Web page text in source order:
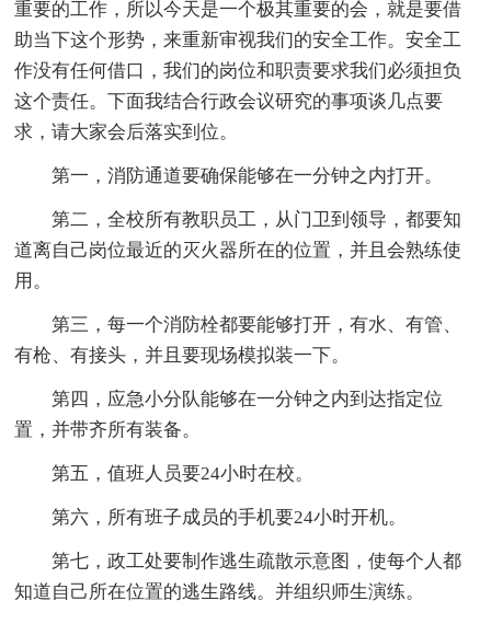
重要的工作，所以今天是一个极其重要的会，就是要借
助当下这个形势，来重新审视我们的安全工作。安全工
作没有任何借口，我们的岗位和职责要求我们必须担负
这个责任。下面我结合行政会议研究的事项谈几点要
求，请大家会后落实到位。
第一，消防通道要确保能够在一分钟之内打开。
第二，全校所有教职员工，从门卫到领导，都要知
道离自己岗位最近的灭火器所在的位置，并且会熟练使
用。
第三，每一个消防栓都要能够打开，有水、有管、
有枪、有接头，并且要现场模拟装一下。
第四，应急小分队能够在一分钟之内到达指定位
置，并带齐所有装备。
第五，值班人员要24小时在校。
第六，所有班子成员的手机要24小时开机。
第七，政工处要制作逃生疏散示意图，使每个人都
知道自己所在位置的逃生路线。并组织师生演练。